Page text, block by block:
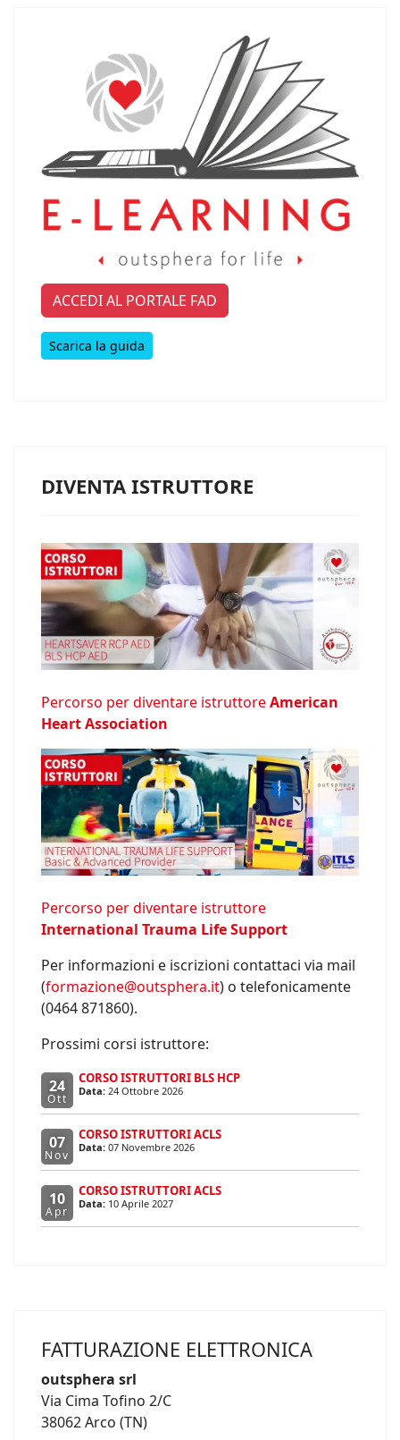
ACCEDI AL PORTALE FAD
Scarica la guida
DIVENTA ISTRUTTORE
Percorso per diventare istruttoreAmerican
Heart Association
Percorso per diventare istruttore
International Trauma Life Support
Per informazioni e iscrizioni contattaci via mail
(formazione@outsphera.it) o telefonicamente
(0464 871860).
Prossimi corsi istruttore:
24
Ott
CORSO ISTRUTTORI BLS HCP
Data: 24 Ottobre 2026
07
Nov
CORSO ISTRUTTORI ACLS
Data: 07 Novembre 2026
10
Apr
CORSO ISTRUTTORI ACLS
Data: 10 Aprile 2027
FATTURAZIONE ELETTRONICA
outsphera srl
Via Cima Tofino 2/C
38062 Arco (TN)